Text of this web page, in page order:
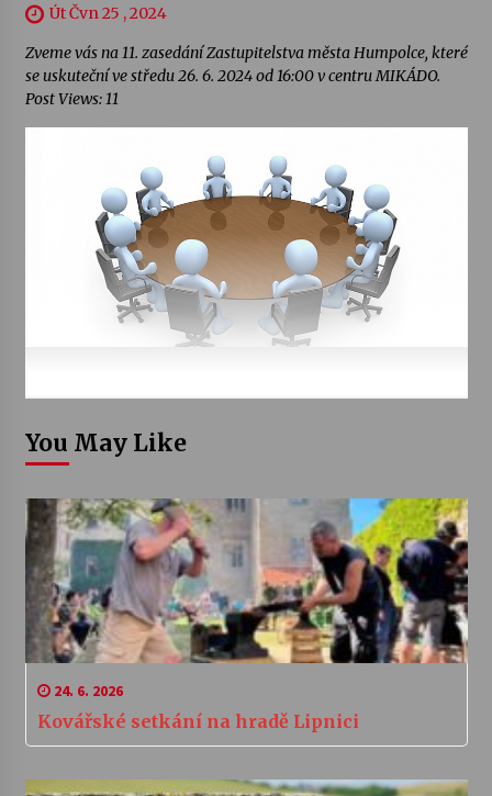
Út Čvn 25 , 2024
Zveme vás na 11. zasedání Zastupitelstva města Humpolce, které
se uskuteční ve středu 26. 6. 2024 od 16:00 v centru MIKÁDO.
Post Views: 11
You May Like
24. 6. 2026
Kovářské setkání na hradě Lipnici